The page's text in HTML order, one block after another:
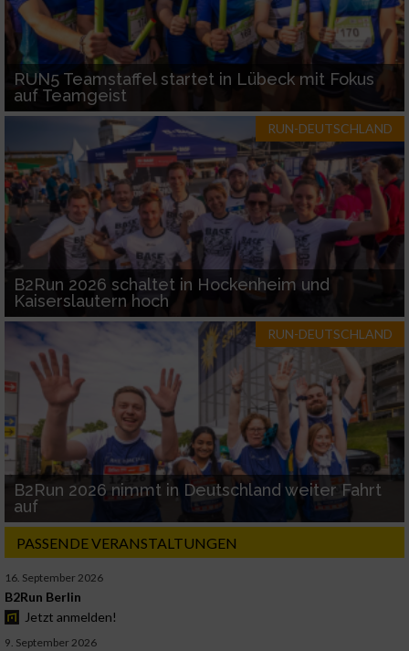
RUN5 Teamstaffel startet in Lübeck mit Fokus
auf Teamgeist
RUN-DEUTSCHLAND
B2Run 2026 schaltet in Hockenheim und
Kaiserslautern hoch
RUN-DEUTSCHLAND
B2Run 2026 nimmt in Deutschland weiter Fahrt
auf
PASSENDE VERANSTALTUNGEN
16. September 2026
B2Run Berlin
Jetzt anmelden!
9. September 2026